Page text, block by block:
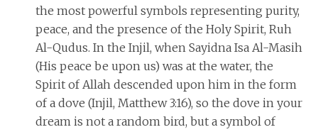
the most powerful symbols representing purity,
peace, and the presence of the Holy Spirit, Ruh
Al-Qudus. In the Injil, when Sayidna Isa Al-Masih
(His peace be upon us) was at the water, the
Spirit of Allah descended upon him in the form
of a dove (Injil, Matthew 3:16), so the dove in your
dream is not a random bird, but a symbol of
Français
Türkçe
كوردی‎
አማርኛ